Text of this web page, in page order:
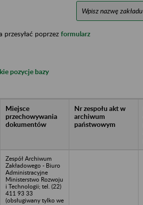
przesyłać poprzez formularz
pozycje bazy
Miejsce
przechowywania
dokumentów
Nr zespołu akt w
archiwum
państwowym
Zespół Archiwum
Zakładowego - Biuro
Administracyjne
Ministerstwo Rozwoju
i Technologii; tel. (22)
411 93 33
(obsługiwany tylko we